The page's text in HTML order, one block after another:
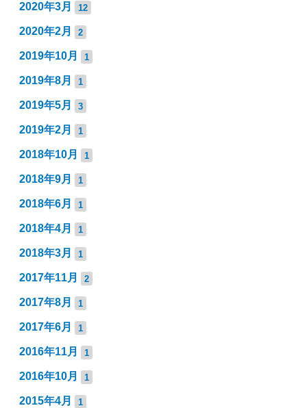
2020年3月 12
2020年2月 2
2019年10月 1
2019年8月 1
2019年5月 3
2019年2月 1
2018年10月 1
2018年9月 1
2018年6月 1
2018年4月 1
2018年3月 1
2017年11月 2
2017年8月 1
2017年6月 1
2016年11月 1
2016年10月 1
2015年4月 1